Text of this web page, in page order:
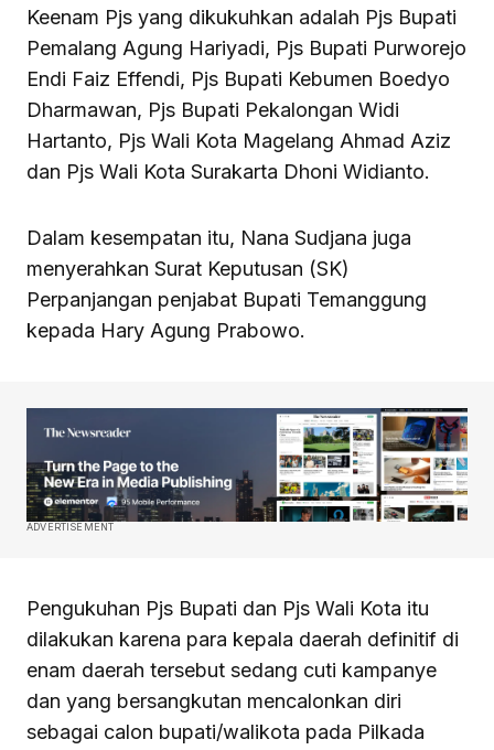
Keenam Pjs yang dikukuhkan adalah Pjs Bupati
Pemalang Agung Hariyadi, Pjs Bupati Purworejo
Endi Faiz Effendi, Pjs Bupati Kebumen Boedyo
Dharmawan, Pjs Bupati Pekalongan Widi
Hartanto, Pjs Wali Kota Magelang Ahmad Aziz
dan Pjs Wali Kota Surakarta Dhoni Widianto.
Dalam kesempatan itu, Nana Sudjana juga
menyerahkan Surat Keputusan (SK)
Perpanjangan penjabat Bupati Temanggung
kepada Hary Agung Prabowo.
ADVERTISEMENT
Pengukuhan Pjs Bupati dan Pjs Wali Kota itu
dilakukan karena para kepala daerah definitif di
enam daerah tersebut sedang cuti kampanye
dan yang bersangkutan mencalonkan diri
sebagai calon bupati/walikota pada Pilkada